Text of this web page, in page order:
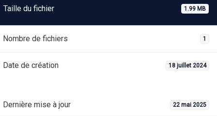
Taille du fichier 1.99 MB
Nombre de fichiers 1
Date de création 18 juillet 2024
Dernière mise à jour 22 mai 2025